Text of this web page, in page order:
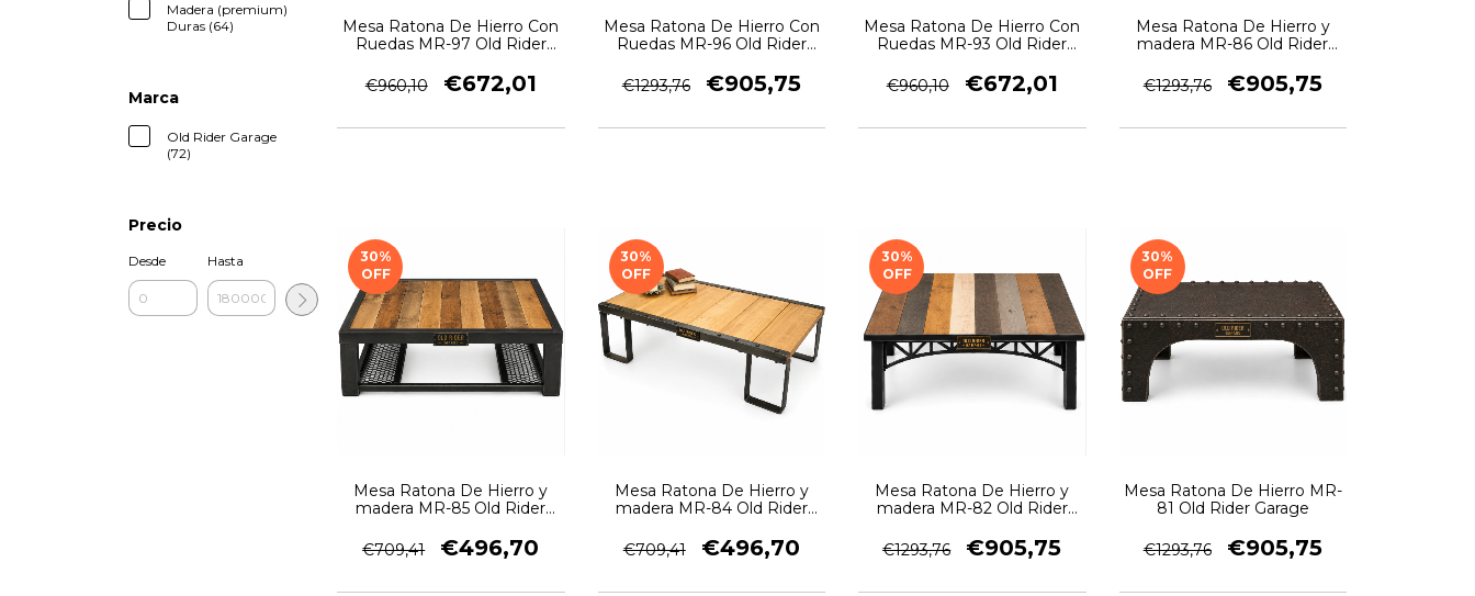
Madera (premium)
Duras (64)
Marca
Old Rider Garage
(72)
Precio
Desde Hasta
Mesa Ratona De Hierro Con
Ruedas MR-97 Old Rider
€960,10
€672,01
Mesa Ratona De Hierro Con
Ruedas MR-96 Old Rider
€1293,76
€905,75
Mesa Ratona De Hierro Con
Ruedas MR-93 Old Rider
€960,10
€672,01
Mesa Ratona De Hierro y
madera MR-86 Old Rider
€1293,76
€905,75
30%
OFF
Mesa Ratona De Hierro y
madera MR-85 Old Rider
€709,41
€496,70
30%
OFF
Mesa Ratona De Hierro y
madera MR-84 Old Rider
€709,41
€496,70
30%
OFF
Mesa Ratona De Hierro y
madera MR-82 Old Rider
€1293,76
€905,75
30%
OFF
Mesa Ratona De Hierro MR-
81 Old Rider Garage
€1293,76 €905,75